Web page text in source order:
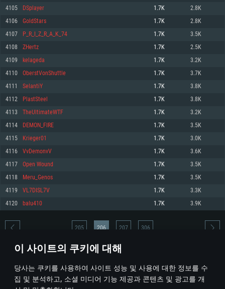
이 사이트의 쿠키에 대해
당사는 쿠키를 사용하여 사이트 성능 및 사용에 대한 정보를 수
집 및 분석하고, 소셜 미디어 기능 제공과 콘텐츠 및 광고를 개
최소사양
운영체제: Windows 10 (64 bit)
프로세서: 2.2 GHz 듀얼코어 이상
메모리: 4GB
그래픽 카드: DirectX 11 이상을 지원하는 AMD Radeon 77XX / NVIDIA
GeForce GT 660. 최소 사양 해상도: 720p
네트워크: 브로드밴드 인터넷
여유 저장 공간: 22.1 GB (최소 클라이언트)
권장 사양
570 혹은 그 이상
여유 저장 공간: 62.2 GB (전체 클라이언트)
최소사양
운영체제: Mac OS Big Sur 11.0
프로세서: 최소 2.2 GHz의 Core i5 (Intel Xeon 은 지원하지 않습니다)
메모리: 6 GB
그래픽 카드: Metal 을 지원하는 Intel Iris Pro 5200 (Mac), 혹은 이와 비슷한 성
능을 가지는 Mac 버전의 AMD/Nvidia. 최소 해상도: 720p
네트워크: 브로드밴드 인터넷
여유 저장 공간: 22.1 GB (최소 클라이언트)
권장 사양
네트워크: 브로드밴드 인터넷
여유 저장 공간: 62.2 GB (전체 클라이언트)
최소사양
운영체제: 64bit Linux 중 최신 버전
프로세서: 2.4 GHz 듀얼코어
메모리: 4 GB
그래픽 카드: Vulkan 을 지원하고, 최신 그래픽 드라이버를 지원하는 NVIDIA
660 (6개월 미만) 혹은 그와 동급의 성능을 가지며 최신 그래픽 드라이버를 지
원하는 AMD (6개월 미만; 최소사양 지원 해상도 720p)
네트워크: 브로드밴드 인터넷
여유 저장 공간: 22.1 GB (최소 클라이언트)
권장 사양
운영체제: Ubuntu 20.04 64bit
프로세서: Intel Core i7
메모리: 16 GB
그래픽 카드: Vulkan 을 지원하고, 최신 그래픽 드라이버를 지원하는 NVIDIA
1060 (6개월 미만) 혹은 그와 동급의 성능을 가지며 최신 그래픽 드라이버를
지원하는 AMD RX 570 (6개월 미만; 최소사양 지원 해상도 720p) 이상
여유 저장 공간: 62.2 GB (전체 클라이언트)
4105 DSplayer 1.7K 2.8K
4106 GoldStars 1.7K 2.8K
4107 P_R_I_Z_R_A_K_74 1.7K 3.5K
4108 ZHertz 1.7K 2.5K
4109 kelageda 1.7K 3.2K
4110 OberstVonShuttle 1.7K 3.7K
4111 SelantiY 1.7K 3.8K
4112 PlastSteel 1.7K 3.8K
4113 TheUltimateWTF 1.7K 3.2K
4114 DEMON_FIRE 1.7K 3.5K
4115 Krieger01 1.7K 3.0K
4116 VvDemonvV 1.7K 3.6K
4117 Open Wound 1.7K 3.5K
4118 Meru_Genos 1.7K 3.5K
4119 VL7DISL7V 1.7K 3.3K
4120 balu410 1.7K 3.9K
* 순위표는 매일 1회 갱신됩니다
205 206 207 306